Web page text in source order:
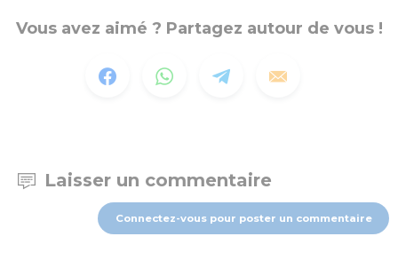
Vous avez aimé ? Partagez autour de vous !
Laisser un commentaire
Connectez-vous pour poster un commentaire